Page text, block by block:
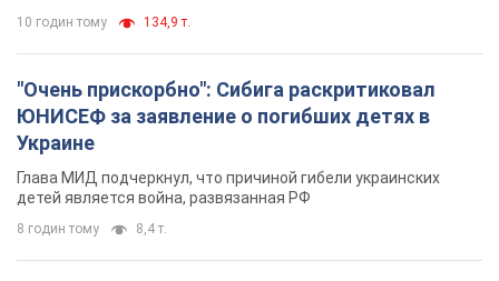
10 годин тому 134,9 т.
"Очень прискорбно": Сибига раскритиковал
ЮНИСЕФ за заявление о погибших детях в
Украине
Глава МИД подчеркнул, что причиной гибели украинских
детей является война, развязанная РФ
8 годин тому 8,4 т.